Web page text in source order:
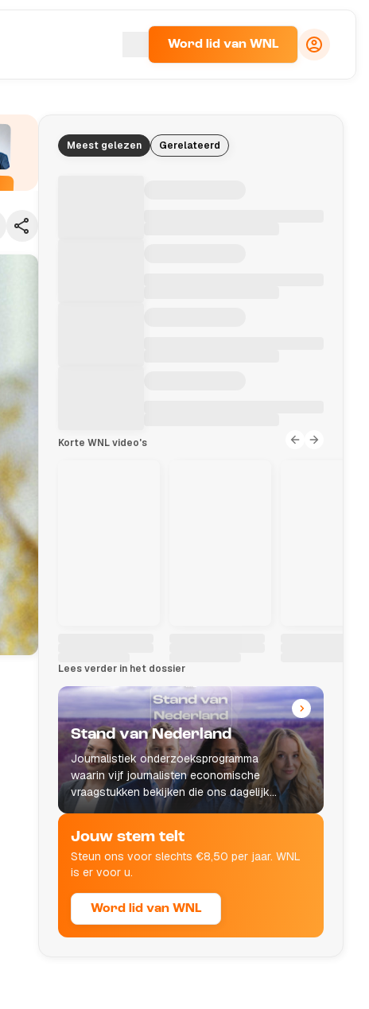
Word lid van WNL
Meest gelezen Gerelateerd
Korte WNL video's
Lees verder in het dossier
Stand van Nederland
Journalistiek onderzoeksprogramma
waarin vijf journalisten economische
vraagstukken bekijken die ons dagelijks
leven raken.
Jouw stem telt
Steun ons voor slechts €8,50 per jaar. WNL
is er voor u.
Word lid van WNL